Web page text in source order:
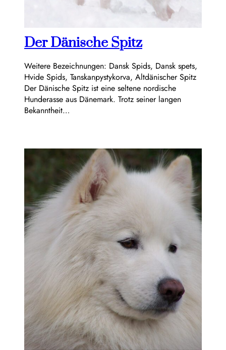
Der Dänische Spitz
Weitere Bezeichnungen: Dansk Spids, Dansk spets,
Hvide Spids, Tanskanpystykorva, Altdänischer Spitz
Der Dänische Spitz ist eine seltene nordische
Hunderasse aus Dänemark. Trotz seiner langen
Bekanntheit…